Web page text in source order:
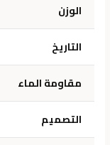
الوزن
التاريخ
مقاومة الماء
التصميم